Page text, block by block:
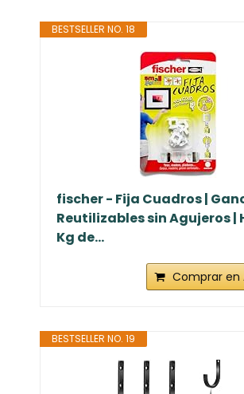
BESTSELLER NO. 18
fischer - Fija Cuadros |
Reutilizables sin Agujeros |
Kg de...
Comprar en
BESTSELLER NO. 19